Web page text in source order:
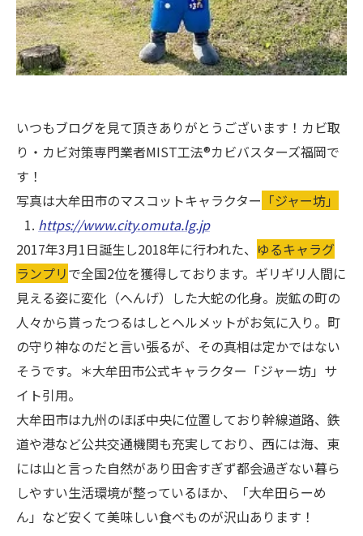
いつもブログを見て頂きありがとうございます！カビ取
り・カビ対策専門業者MIST工法®カビバスターズ福岡で
す！
写真は大牟田市のマスコットキャラクター 「ジャー坊」
https://www.city.omuta.lg.jp
2017年3月1日誕生し2018年に行われた、 ゆるキャラグ
ランプリで全国2位を獲得しております。ギリギリ人間に
見える姿に変化（へんげ）した大蛇の化身。炭鉱の町の
人々から貰ったつるはしとヘルメットがお気に入り。町
の守り神なのだと言い張るが、その真相は定かではない
そうです。＊大牟田市公式キャラクター「ジャー坊」サ
イト引用。
大牟田市は九州のほぼ中央に位置しており幹線道路、鉄
道や港など公共交通機関も充実しており、西には海、東
には山と言った自然があり田舎すぎず都会過ぎない暮ら
しやすい生活環境が整っているほか、「大牟田らーめ
ん」など安くて美味しい食べものが沢山あります！